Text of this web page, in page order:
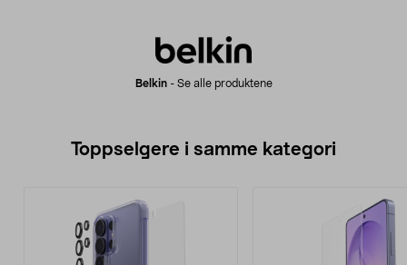
Belkin- Se alle produktene
Toppselgere i samme kategori